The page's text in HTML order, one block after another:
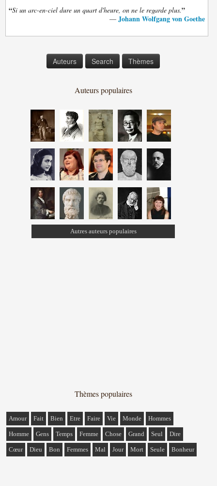
“Si un arc-en-ciel dure un quart d'heure, on ne le regarde plus.”
— Johann Wolfgang von Goethe
Auteurs Search Thèmes
Auteurs populaires
Autres auteurs populaires
Thèmes populaires
Amour Fait Bien Etre Faire Vie Monde Hommes
Homme Gens Temps Femme Chose Grand Seul Dire
Cœur Dieu Bon Femmes Mal Jour Mort Seule Bonheur